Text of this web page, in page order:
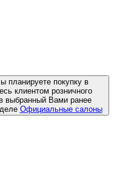
планируете покупку в
клиентом розничного
выбранный Вами ранее
Официальные салоны